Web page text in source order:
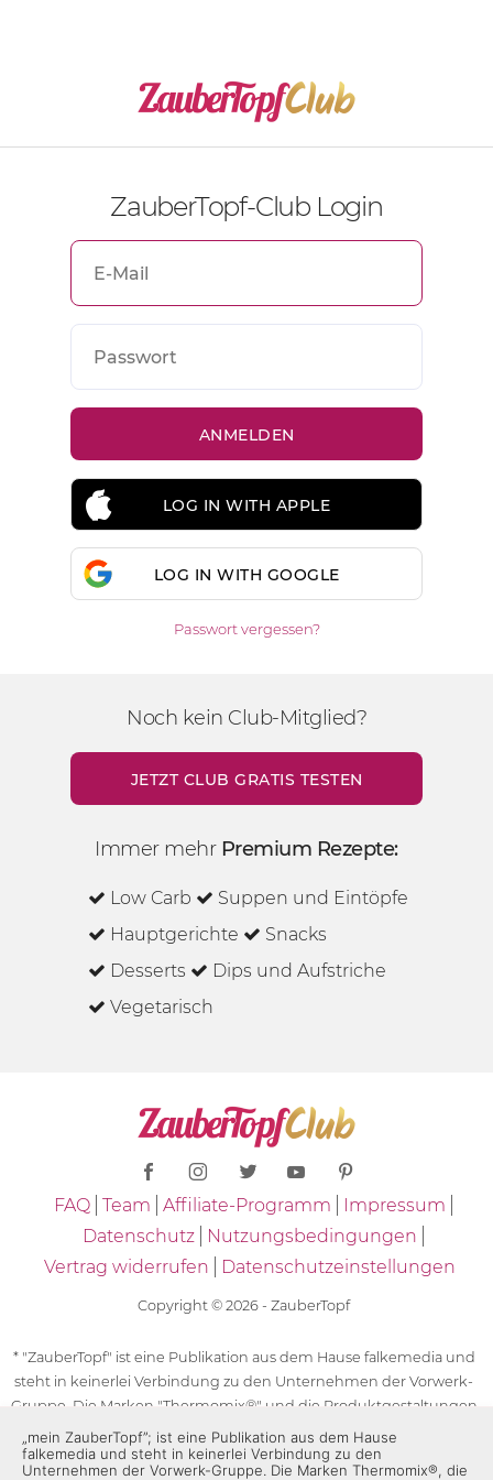
ZauberTopf-Club Login
LOG IN WITH APPLE
LOG IN WITH GOOGLE
Passwort vergessen?
Noch kein Club-Mitglied?
JETZT CLUB GRATIS TESTEN
Immer mehr Premium Rezepte:
Low Carb
Suppen und Eintöpfe
Hauptgerichte
Snacks
Desserts
Dips und Aufstriche
Vegetarisch
FAQ Team Affiliate-Programm
Impressum
Datenschutz
Nutzungsbedingungen
Vertrag widerrufen
Datenschutzeinstellungen
Copyright © 2026 - ZauberTopf
* "ZauberTopf" ist eine Publikation aus dem Hause falkemedia und
steht in keinerlei Verbindung zu den Unternehmen der Vorwerk-
Gruppe. Die Marken "Thermomix®" und die Produktgestaltungen
des "Thermomix®" sind eingetragene Marken der Unternehmen
der Vorwerk-Gruppe. Die Marken Thermomix®, die Zeichen TM5®,
„mein ZauberTopf”; ist eine Publikation aus dem Hause
falkemedia und steht in keinerlei Verbindung zu den
Unternehmen der Vorwerk-Gruppe. Die Marken Thermomix®, die